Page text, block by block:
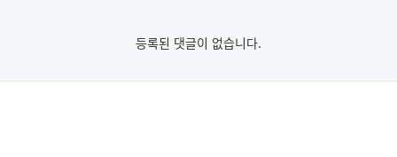
등록된 댓글이 없습니다.